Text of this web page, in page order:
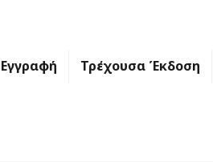
Εγγραφή Τρέχουσα Έκδοση